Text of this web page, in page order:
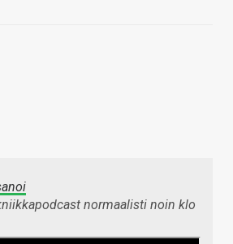
normaalisti noin klo